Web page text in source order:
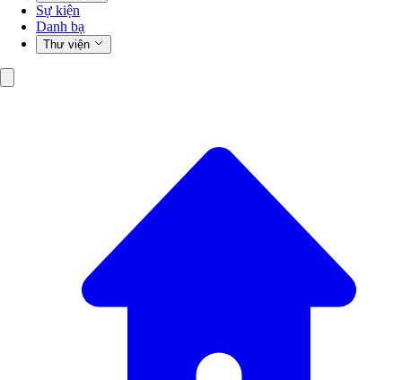
Sự kiện
Danh bạ
Thư viện